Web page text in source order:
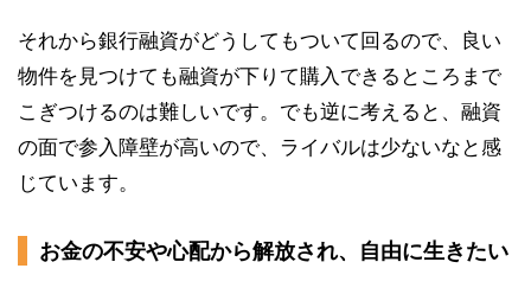
それから銀行融資がどうしてもついて回るので、良い
物件を見つけても融資が下りて購入できるところまで
こぎつけるのは難しいです。でも逆に考えると、融資
の面で参入障壁が高いので、ライバルは少ないなと感
じています。
お金の不安や心配から解放され、自由に生きたい